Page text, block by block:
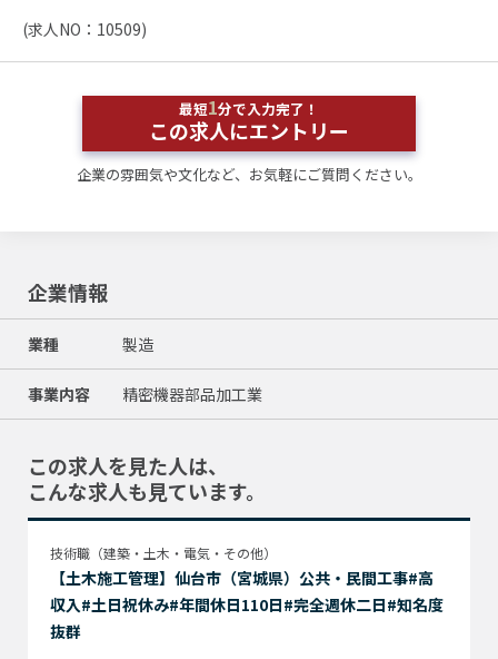
(求人NO：10509)
最短1分で入力完了！
この求人にエントリー
企業の雰囲気や文化など、お気軽にご質問ください。
企業情報
業種 製造
事業内容 精密機器部品加工業
この求人を見た人は、
こんな求人も見ています。
技術職（建築・土木・電気・その他）
【土木施工管理】仙台市（宮城県）公共・民間工事#高
収入#土日祝休み#年間休日110日#完全週休二日#知名度
抜群